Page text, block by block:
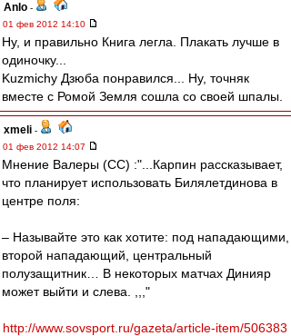
Anlo -
01 фев 2012 14:10
Ну, и правильно Книга легла. Плакать лучше в
одиночку...
Kuzmichу Дзюба понравился... Ну, точняк
вместе с Ромой Земля сошла со своей шпалы.
xmeli -
01 фев 2012 14:07
Мнение Валеры (СС) :"...Карпин рассказывает,
что планирует использовать Билялетдинова в
центре поля:
– Называйте это как хотите: под нападающими,
второй нападающий, центральный
полузащитник… В некоторых матчах Динияр
может выйти и слева. ,,,"
http://www.sovsport.ru/gazeta/article-item/506383